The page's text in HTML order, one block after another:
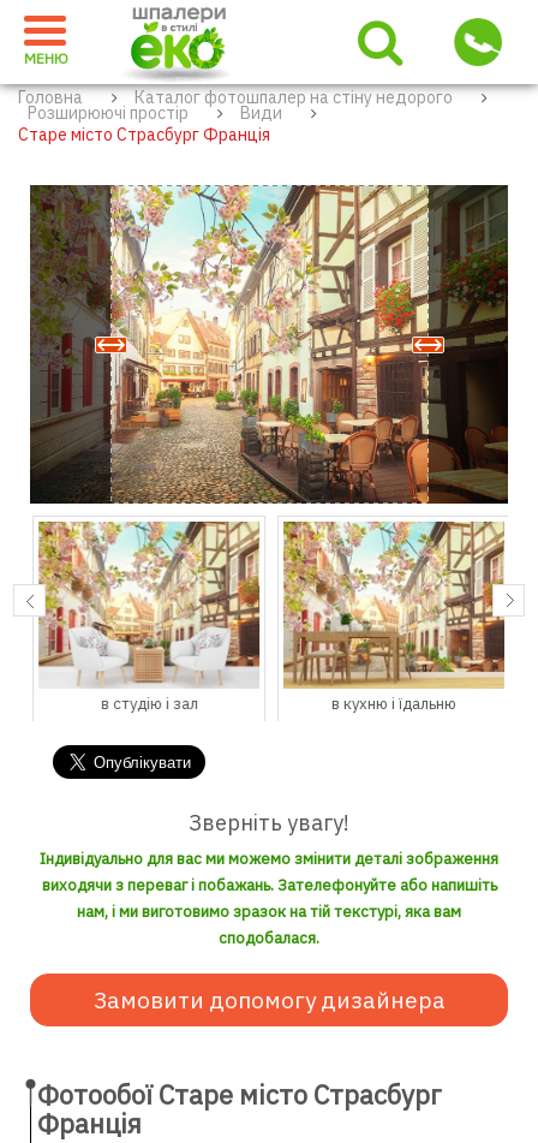
МЕНЮ
Головна Каталог фотошпалер на стіну недорого
Розширюючі простір
Види
Старе місто Страсбург Франція
в студію і зал в кухню і їдальню
Зверніть увагу!
Індивідуально для вас ми можемо змінити деталі зображення
виходячи з переваг і побажань. Зателефонуйте або напишіть
нам, і ми виготовимо зразок на тій текстурі, яка вам
сподобалася.
Замовити допомогу дизайнера
Фотообої Старе місто Страсбург
Франція